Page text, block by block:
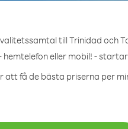
till Trinidad och
eller mobil! -
att få de bästa priserna per